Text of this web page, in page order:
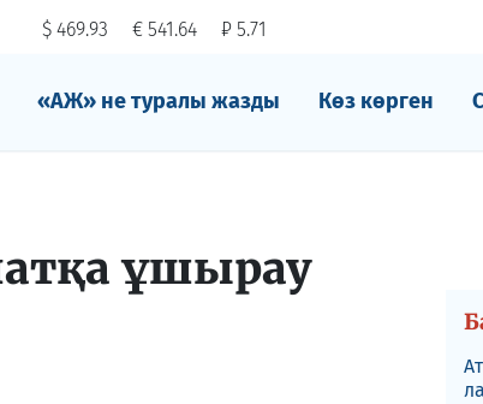
$ 469.93 € 541.64 ₽ 5.71
«АЖ» не туралы жазды Көз көрген
ұшырау